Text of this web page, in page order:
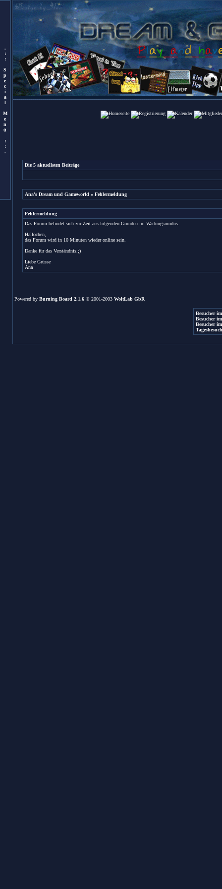
.
:
:
S
p
e
c
i
a
l
M
e
n
ü
:
:
.
Die 5 aktuellsten Beiträge
Ana's Dream und Gameworld » Fehlermeldung
Fehlermeldung
Das Forum befindet sich zur Zeit aus folgenden Gründen im Wartungsmodus:
Hallöchen,
das Forum wird in 10 Minuten wieder online sein.
Danke für das Verständnis.;)
Liebe Grüsse
Ana
Powered by Burning Board 2.1.6© 2001-2003 WoltLab GbR
Besucher
Besucher
Besucher